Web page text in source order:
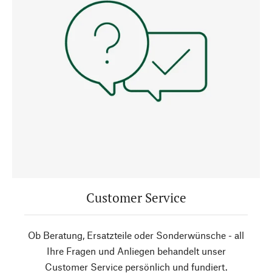
Customer Service
Ob Beratung, Ersatzteile oder Sonderwünsche - all
Ihre Fragen und Anliegen behandelt unser
Customer Service persönlich und fundiert.